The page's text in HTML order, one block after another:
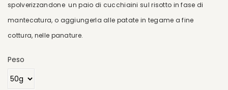
spolverizzandone un paio di cucchiaini sul risotto in fase di
mantecatura, o aggiungerla alle patate in tegame a fine
cottura, nelle panature.
Peso